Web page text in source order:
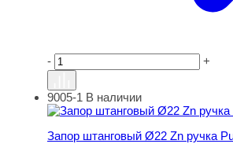
- +
Запор штанговый Ø22 Zn ручка
9005-1 В наличии
Запор штанговый Ø22 Zn ручка